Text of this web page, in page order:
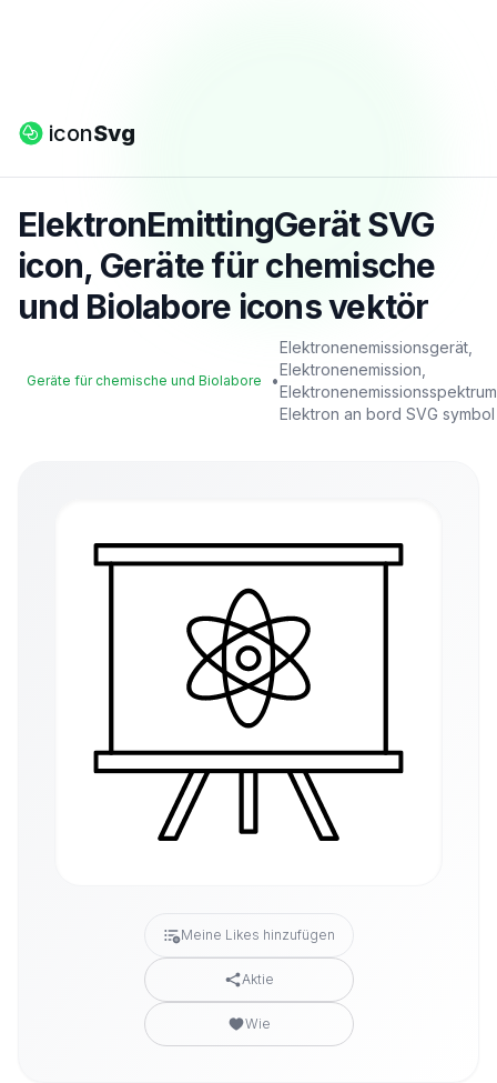
iconSvg
ElektronEmittingGerät SVG
icon, Geräte für chemische
und Biolabore icons vektör
Geräte für chemische und Biolabore •
Elektronenemissionsgerät,
Elektronenemission,
Elektron an bord SVG symbol
Meine Likes hinzufügen
Aktie
Wie